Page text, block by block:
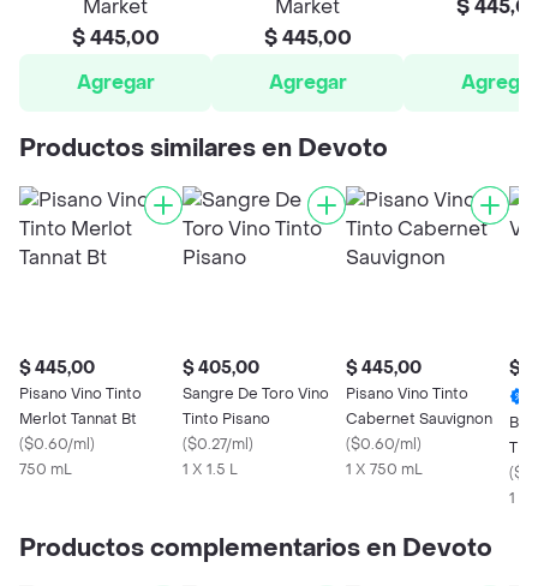
Market
$ 445,00
Agregar
Market
$ 445,00
Agregar
$
Agregar
Productos similares en Devoto
$ 445,00
Pisano Vino Tinto
Merlot Tannat Bt
($0.60/ml)
750 mL
$ 405,00
Sangre De Toro Vino
Tinto Pisano
($0.27/ml)
1 X 1.5 L
$ 445,00
Pisano Vino Tinto
Cabernet Sauvignon
($0.60/ml)
1 X 750 mL
$
(
1 X
Productos complementarios en Devoto